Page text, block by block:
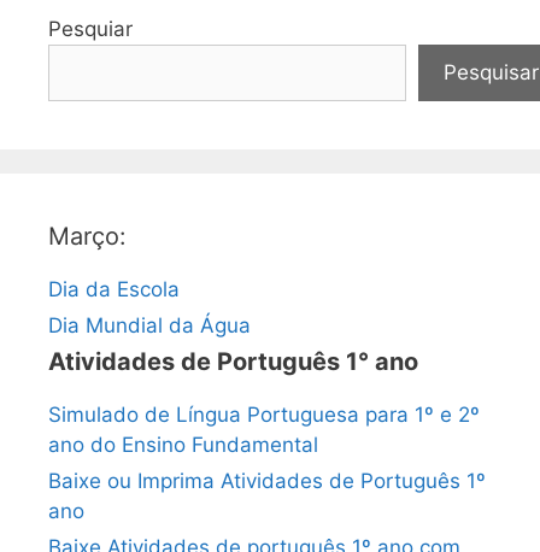
Pesquiar
Pesquisar
Março:
Dia da Escola
Dia Mundial da Água
Atividades de Português 1° ano
Simulado de Língua Portuguesa para 1º e 2º
ano do Ensino Fundamental
Baixe ou Imprima Atividades de Português 1º
ano
Baixe Atividades de português 1º ano com